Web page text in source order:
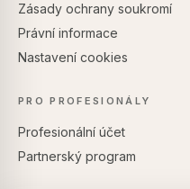
Zásady ochrany soukromí
Právní informace
Nastavení cookies
PRO PROFESIONÁLY
Profesionální účet
Partnerský program